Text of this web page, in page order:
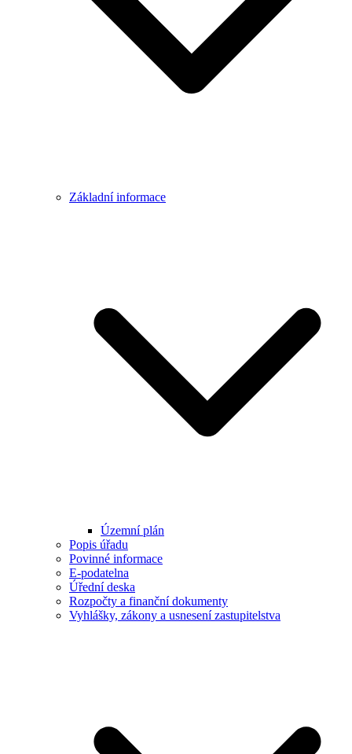
Základní informace
Územní plán
Popis úřadu
Povinné informace
E-podatelna
Úřední deska
Rozpočty a finanční dokumenty
Vyhlášky, zákony a usnesení zastupitelstva